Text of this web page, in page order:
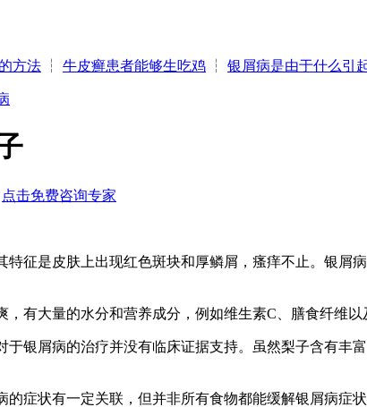
方法 ┆ 牛皮癣患者能够生吃鸡 ┆ 银屑病是由于什么引
点击免费咨询专家
特征是皮肤上出现红色斑块和厚鳞屑，瘙痒不止。银
，有大量的水分和营养成分，例如维生素C、膳食纤维
于银屑病的治疗并没有临床证据支持。虽然梨子含有
的症状有一定关联，但并非所有食物都能缓解银屑病